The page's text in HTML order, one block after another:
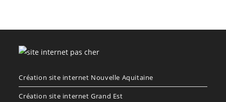
Création site internet Nouvelle Aquitaine
Création site internet Grand Est